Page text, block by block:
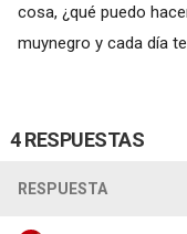
cosa, ¿qué puedo
muynegro y cada día
4 RESPUESTAS
RESPUESTA